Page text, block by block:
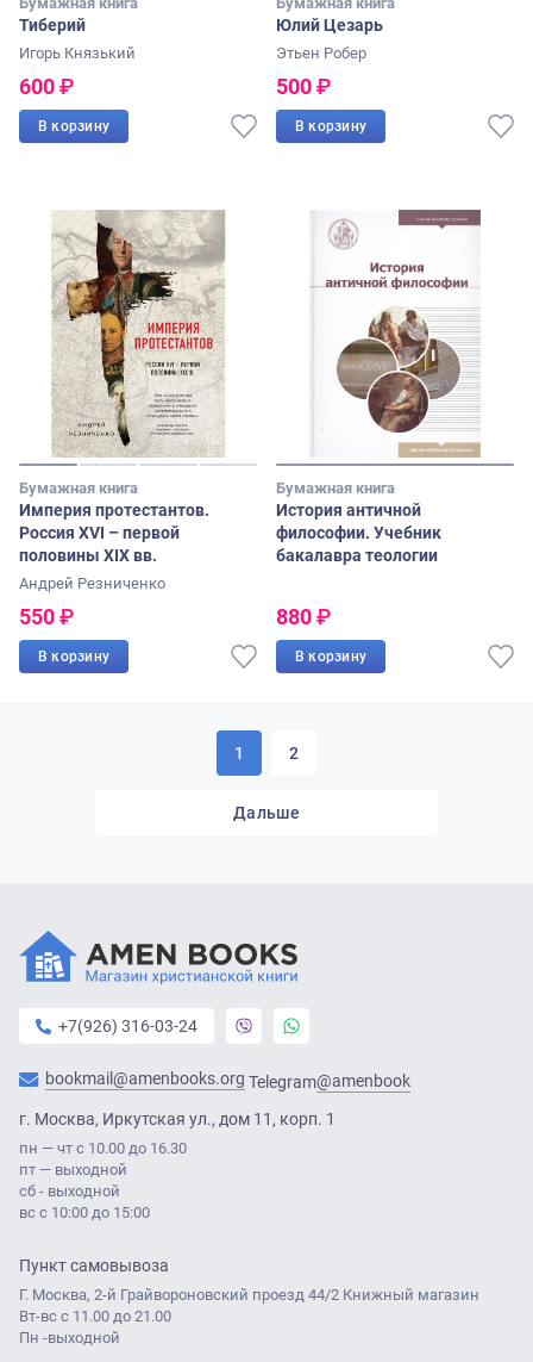
Тиберий
Игорь Князький
600₽
В корзину
Юлий Цезарь
Этьен Робер
500₽
В корзину
Бумажная книга
Империя протестантов.
Россия XVI – первой
половины XIX вв.
Андрей Резниченко
550₽
В корзину
Бумажная книга
История античной
философии. Учебник
бакалавра теологии
880₽
В корзину
1 2
Дальше
+7(926) 316-03-24
bookmail@amenbooks.org Telegram@amenbook
г. Москва, Иркутская ул., дом 11, корп. 1
пн — чт с 10.00 до 16.30
пт — выходной
сб - выходной
вс с 10:00 до 15:00
Пункт самовывоза
Г. Москва, 2-й Грайвороновский проезд 44/2 Книжный магазин
Вт-вс с 11.00 до 21.00
Пн -выходной